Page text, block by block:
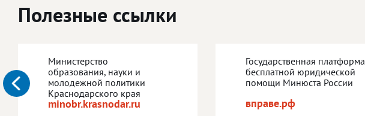
Полезные ссылки
Министерство
образования, науки и
молодежной политики
Краснодарского края
minobr.krasnodar.ru
Государственная платформа
бесплатной юридической
помощи Минюста России
вправе.рф